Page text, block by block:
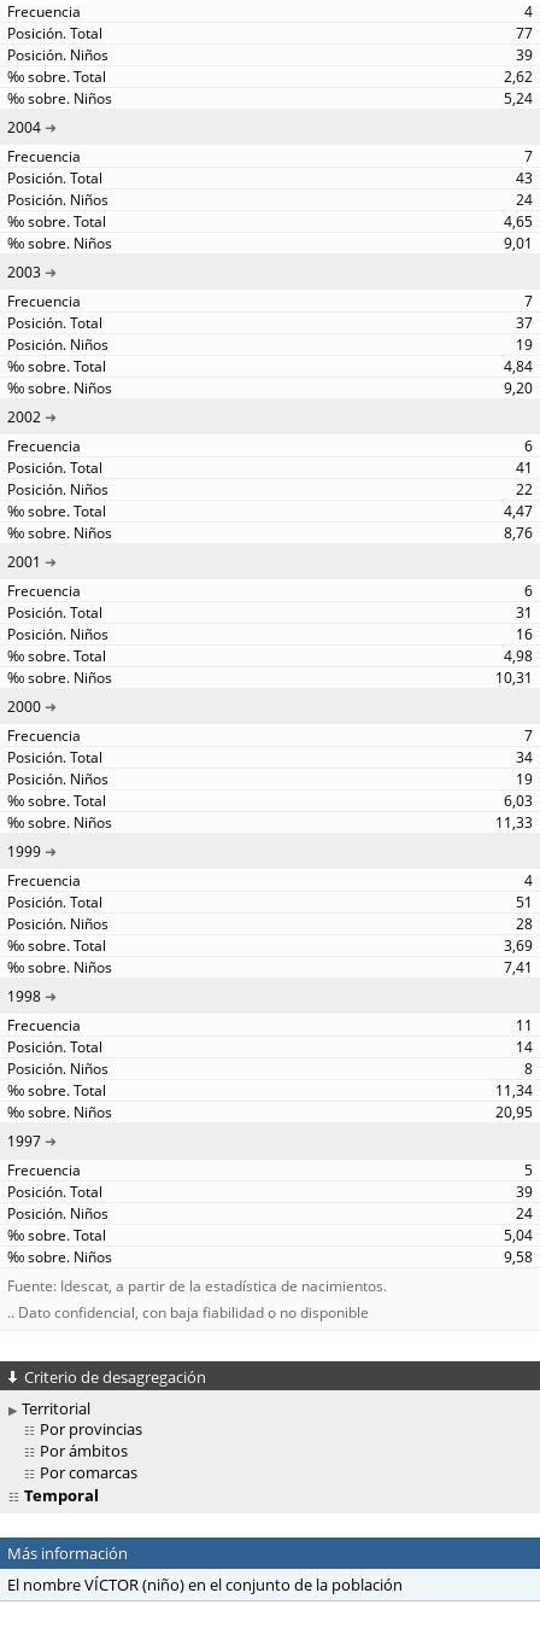
4
77
39
2,62
5,24
2004
7
43
24
4,65
9,01
2003
7
37
19
4,84
9,20
2002
6
41
22
4,47
8,76
2001
6
31
16
4,98
10,31
2000
7
34
19
6,03
11,33
1999
4
51
28
3,69
7,41
1998
11
14
8
11,34
20,95
1997
5
39
24
5,04
9,58
Fuente: Idescat, a partir de la estadística de nacimientos.
.. Dato confidencial, con baja fiabilidad o no disponible
Criterio de desagregación
Territorial
Por provincias
Por ámbitos
Por comarcas
Temporal
Más información
El nombre VÍCTOR (niño) en el conjunto de la población